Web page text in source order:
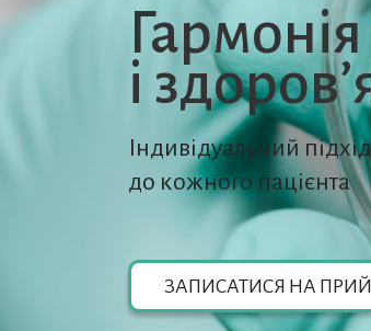
i
Індивідуальний підхід
до кожного пацієнта
ЗАПИСАТИСЯ НА